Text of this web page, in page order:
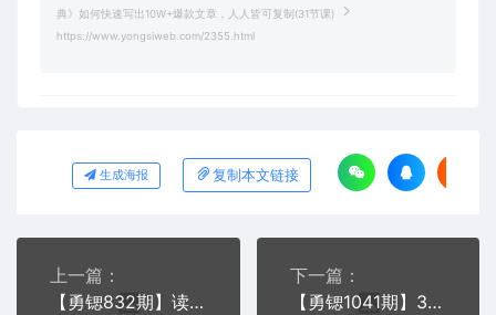
典》如何快速写出10W+爆款文章，人人皆可复制(31节课)
https://www.yongsiweb.com/2355.html
生成海报 复制本文链接
上一篇：
【勇锶832期】读书变现实战营，0基础轻松过稿变现，每月多赚5万+【赠300投稿渠道】
下一篇：
【勇锶1041期】30天疯卖文案速成变现营，0基础玩透爆卖文案捞金术！每月增收20000+